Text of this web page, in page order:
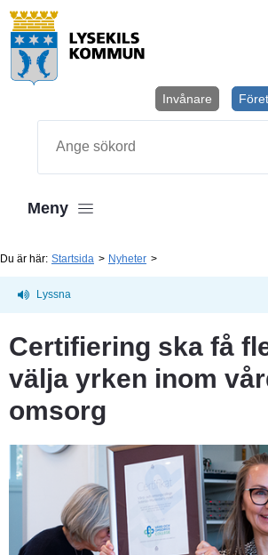
Invånare
Meny
Du är här: Startsida Nyheter
Lyssna
Certifiering ska få
välja yrken inom
omsorg